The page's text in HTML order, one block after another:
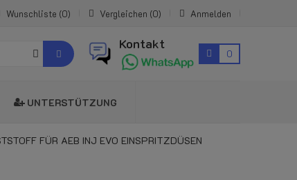
Wunschliste 0 Vergleichen 0 Anmelden
Kontakt
0
UNTERSTÜTZUNG
FÜR AEB INJ EVO EINSPRITZDÜSEN